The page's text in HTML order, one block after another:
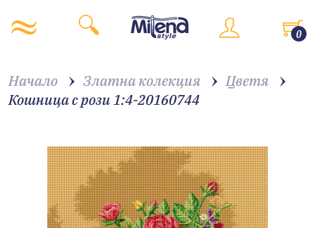
0
Начало Златна колекция
Цветя
Кошница с рози 1:4-20160744